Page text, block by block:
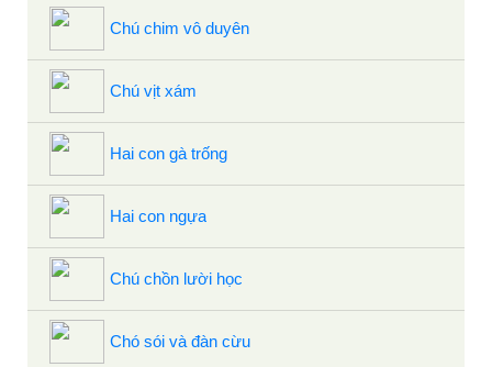
Chú chim vô duyên
Chú vịt xám
Hai con gà trống
Hai con ngựa
Chú chồn lười học
Chó sói và đàn cừu